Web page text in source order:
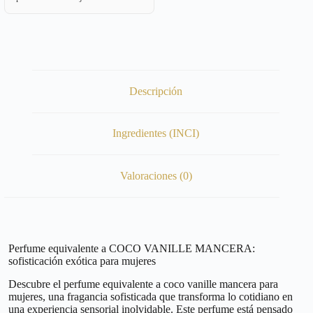
Descripción
Ingredientes (INCI)
Valoraciones (0)
Perfume equivalente a COCO VANILLE MANCERA:
sofisticación exótica para mujeres
Descubre el perfume equivalente a coco vanille mancera para
mujeres, una fragancia sofisticada que transforma lo cotidiano en
una experiencia sensorial inolvidable. Este perfume está pensado